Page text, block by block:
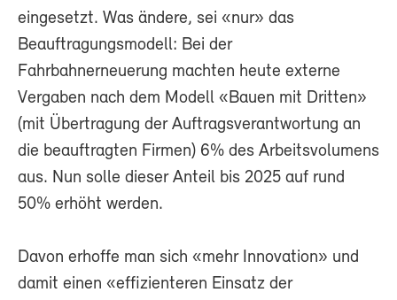
eingesetzt. Was ändere, sei «nur» das
Beauftragungsmodell: Bei der
Fahrbahnerneuerung machten heute externe
Vergaben nach dem Modell «Bauen mit Dritten»
(mit Übertragung der Auftragsverantwortung an
die beauftragten Firmen) 6% des Arbeitsvolumens
aus. Nun solle dieser Anteil bis 2025 auf rund
50% erhöht werden.
Davon erhoffe man sich «mehr Innovation» und
damit einen «effizienteren Einsatz der